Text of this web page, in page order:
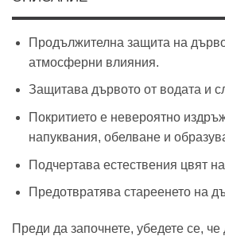
Продължителна защита на
атмосферни влияния.
Защитава дървото от водата и
Покритието е невероятно
напуквания, обелване и
Подчертава естествения цвят
Предотвратява стареенето на
Преди да започнете, убедете се, че